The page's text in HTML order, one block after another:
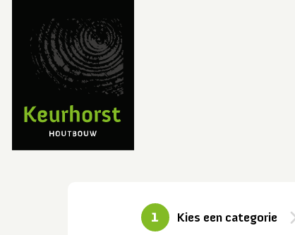
1 Kies een categorie